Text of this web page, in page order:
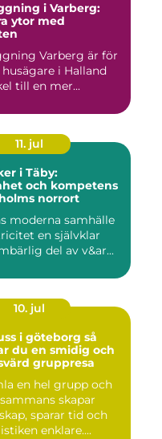
i Varberg:
ytor med
Varberg är för
i Halland
till en mer...
11. jul
i Täby:
och kompetens
norrort
moderna samhälle
en självklar
del av v&ar...
10. jul
i göteborg så
du en smidig och
gruppresa
en hel grupp och
skapar
sparar tid och
enklare....